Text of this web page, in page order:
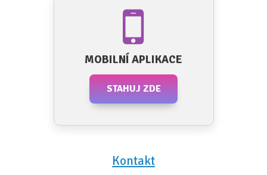
MOBILNÍ APLIKACE
STAHUJ ZDE
Kontakt